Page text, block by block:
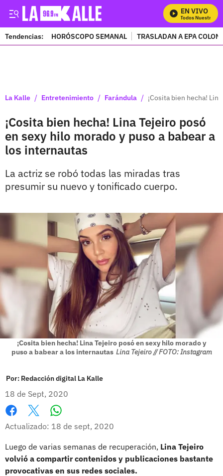
EN VIVO
Mira Todos Nuestros
Tendencias: HORÓSCOPO SEMANAL TRASLADAN A EPA
La Kalle / Entretenimiento / Farándula / ¡Cosita bien hecha!
¡Cosita bien hecha! Lina Tejeiro posó
en sexy hilo morado y puso a babear a
los internautas
La actriz se robó todas las miradas tras
presumir su nuevo y tonificado cuerpo.
¡Cosita bien hecha! Lina Tejeiro posó en sexy hilo morado y
puso a babear a los internautas Lina Tejeiro // FOTO: Instagram
Por: Redacción digital La Kalle
18 de Sept, 2020
Facebook
X
Actualizado: 18 de sept, 2020
Luego de varias semanas de recuperación, Lina Tejeiro
volvió a compartir contenidos y publicaciones bastante
provocativas en sus redes sociales.